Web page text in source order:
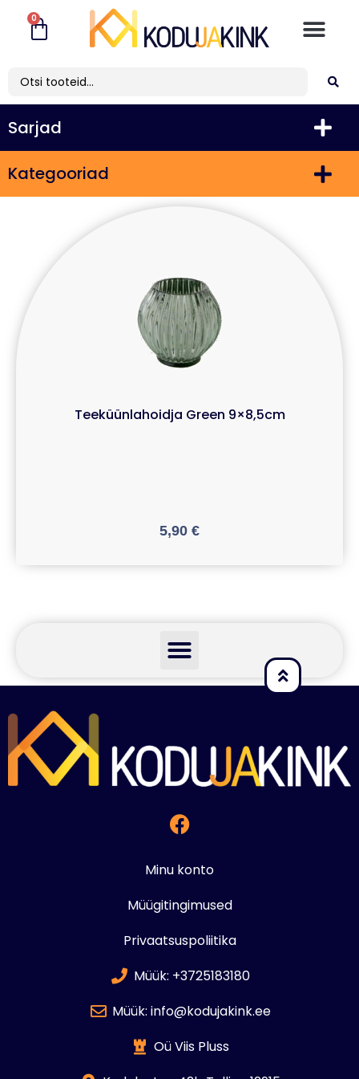
0
Sarjad
Kategooriad
Teeküünlahoidja Green 9×8,5cm
5,90 €
Minu konto
Müügitingimused
Privaatsuspoliitika
Müük: +3725183180
Müük: info@kodujakink.ee
Oü Viis Pluss